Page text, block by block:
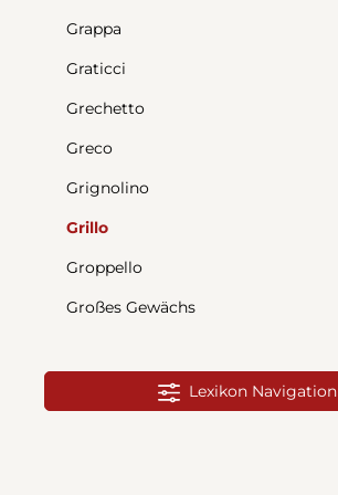
Grappa
Graticci
Grechetto
Greco
Grignolino
Grillo
Groppello
Großes Gewächs
Lexikon Navigation